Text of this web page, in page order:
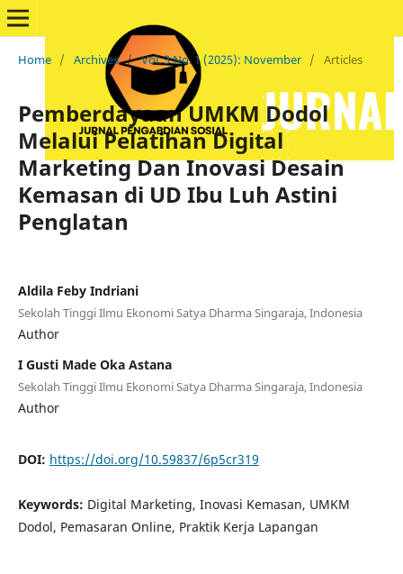
Home / Archives / Vol. 3 No. 1 (2025): November / Articles
Pemberdayaan UMKM Dodol
Melalui Pelatihan Digital
Marketing Dan Inovasi Desain
Kemasan di UD Ibu Luh Astini
Penglatan
Aldila Feby Indriani
Sekolah Tinggi Ilmu Ekonomi Satya Dharma Singaraja, Indonesia
Author
I Gusti Made Oka Astana
Sekolah Tinggi Ilmu Ekonomi Satya Dharma Singaraja, Indonesia
Author
DOI: https://doi.org/10.59837/6p5cr319
Keywords: Digital Marketing, Inovasi Kemasan, UMKM
Dodol, Pemasaran Online, Praktik Kerja Lapangan